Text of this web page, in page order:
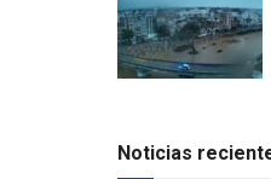
Noticias